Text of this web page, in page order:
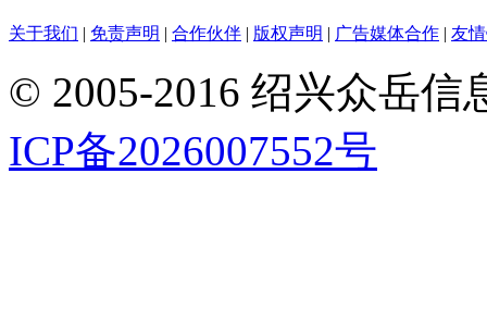
关于我们 | 免责声明 | 合作伙伴 | 版权声明 | 广告媒体合作 | 友
© 2005-2016 绍兴众岳
ICP备2026007552号